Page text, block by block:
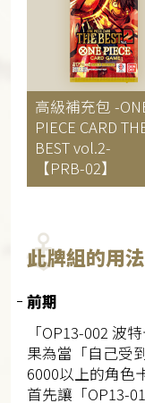
高級補充包 -
PIECE CARD
BEST vol.2-
【PRB-02】
此牌組的用法
前期
「OP13-002 波
果為當「自己受
6000以上的角色
首先讓「OP13-